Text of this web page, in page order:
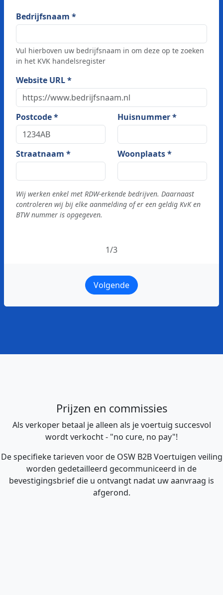
Bedrijfsnaam *
Vul hierboven uw bedrijfsnaam in om deze op te zoeken
in het KVK handelsregister
Website URL *
Postcode * Huisnummer *
Straatnaam * Woonplaats *
Wij werken enkel met RDW-erkende bedrijven. Daarnaast
controleren wij bij elke aanmelding of er een geldig KvK en
BTW nummer is opgegeven.
1/3
Volgende
Prijzen en commissies
Als verkoper betaal je alleen als je voertuig succesvol
wordt verkocht - "no cure, no pay"!
De specifieke tarieven voor de OSW B2B Voertuigen veiling
worden gedetailleerd gecommuniceerd in de
bevestigingsbrief die u ontvangt nadat uw aanvraag is
afgerond.